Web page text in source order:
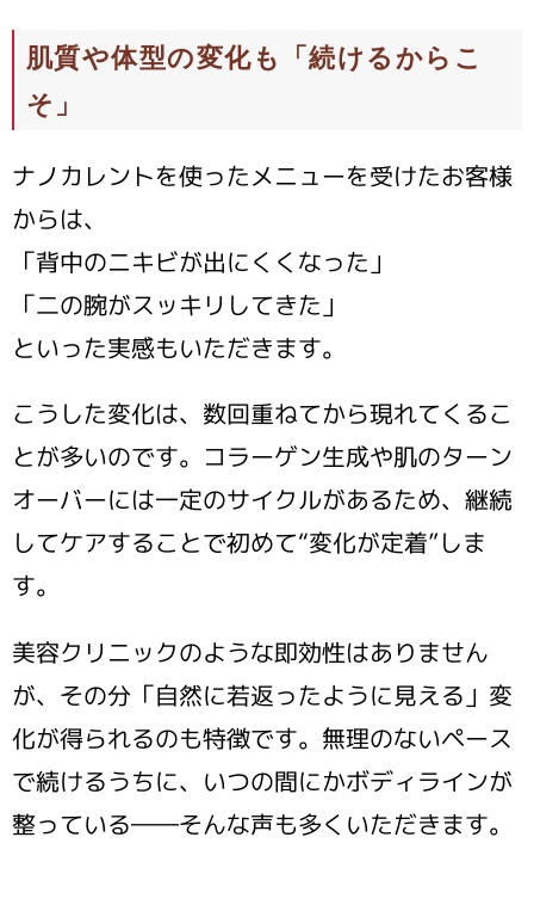
肌質や体型の変化も「続けるからこ
そ」
ナノカレントを使ったメニューを受けたお客様
からは、
「背中のニキビが出にくくなった」
「二の腕がスッキリしてきた」
といった実感もいただきます。
こうした変化は、数回重ねてから現れてくるこ
とが多いのです。コラーゲン生成や肌のターン
オーバーには一定のサイクルがあるため、継続
してケアすることで初めて“変化が定着”しま
す。
美容クリニックのような即効性はありません
が、その分「自然に若返ったように見える」変
化が得られるのも特徴です。無理のないペース
で続けるうちに、いつの間にかボディラインが
整っている――そんな声も多くいただきます。